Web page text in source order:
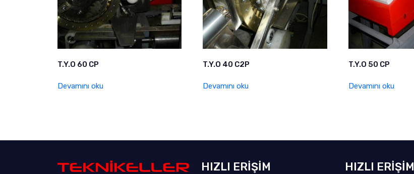
T.Y.O 60 CP
Devamını oku
T.Y.O 40 C2P
Devamını oku
T.Y.O 50 CP
Devamını oku
HIZLI ERİŞİM HIZLI ERİŞİM